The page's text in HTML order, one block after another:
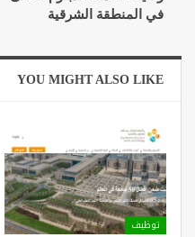
في المنطقة الشرقية
YOU MIGHT ALSO LIKE
توظيف